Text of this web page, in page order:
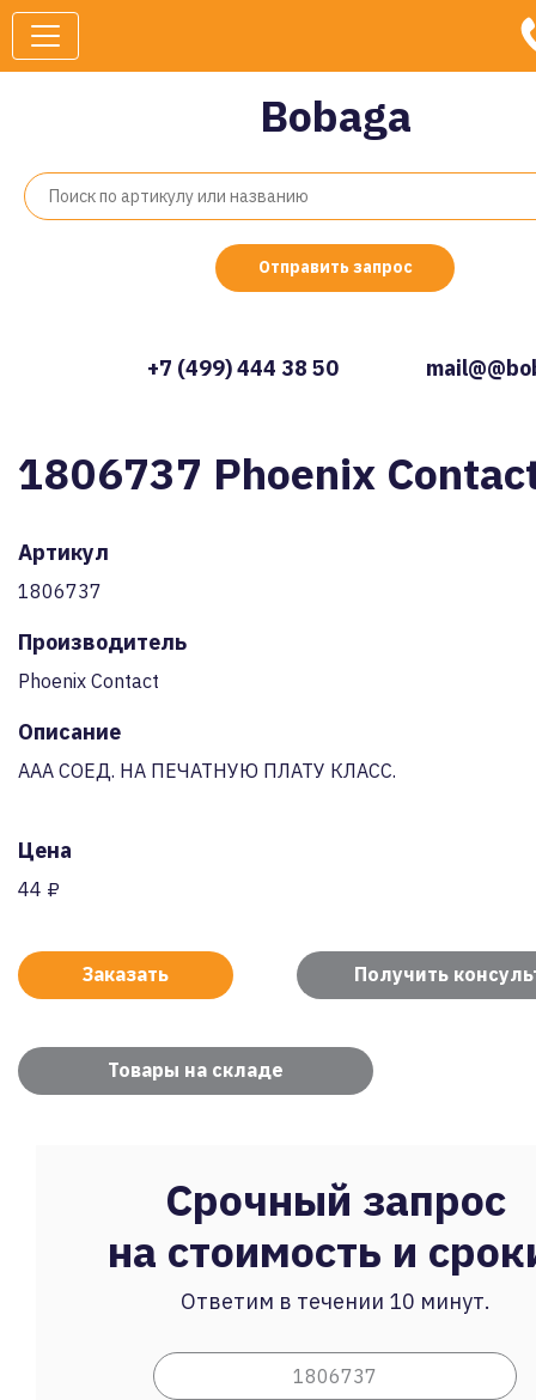
Bobaga
Отправить запрос
+7 (499) 444 38 50
1806737 Phoenix
Артикул
1806737
Производитель
Phoenix Contact
Описание
AAA СОЕД. НА ПЕЧАТНУЮ ПЛАТУ КЛАСС.
Цена
44 ₽
Заказать Получить
Товары на складе
Срочный запрос
на стоимость и
Ответим в течении 10 минут.